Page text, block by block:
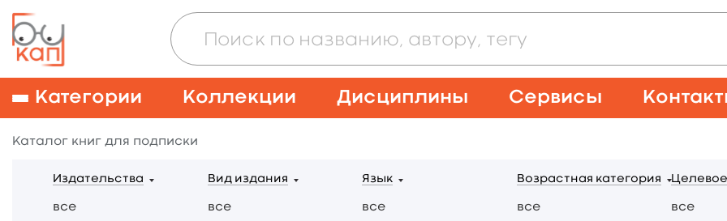
Категории Коллекции Дисциплины Сервисы
Каталог книг для подписки
Издательства
все
Вид издания
все
Язык
все
Возрастная категория
все все